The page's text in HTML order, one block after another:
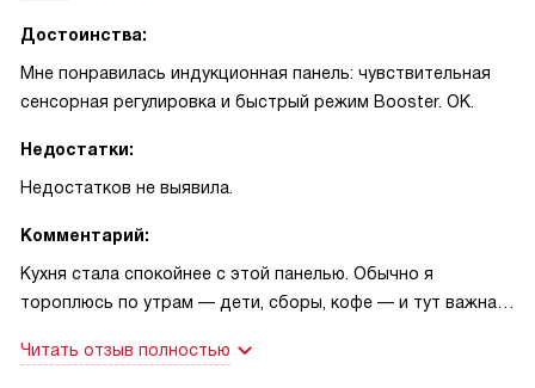
Достоинства:
Мне понравилась индукционная панель: чувствительная
сенсорная регулировка и быстрый режим Booster. ОК.
Недостатки:
Недостатков не выявила.
Комментарий:
Кухня стала спокойнее с этой панелью. Обычно я
тороплюсь по утрам — дети, сборы, кофе — и тут важна
плавно, не нужно долго искать нужную кнопку, можно
Читать отзыв полностью